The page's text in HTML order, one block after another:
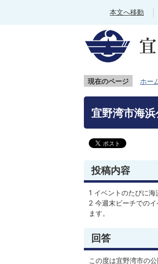
本文へ移動
現在のページ ホー
宜野湾市海浜
投稿内容
1 イベントのたびに
2 今週末ビーチでの
ます。
回答
この度は宜野湾市の